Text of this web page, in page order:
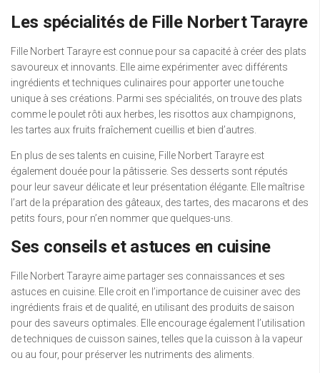
Les spécialités de Fille Norbert Tarayre
Fille Norbert Tarayre est connue pour sa capacité à créer des plats
savoureux et innovants. Elle aime expérimenter avec différents
ingrédients et techniques culinaires pour apporter une touche
unique à ses créations. Parmi ses spécialités, on trouve des plats
comme le poulet rôti aux herbes, les risottos aux champignons,
les tartes aux fruits fraîchement cueillis et bien d’autres.
En plus de ses talents en cuisine, Fille Norbert Tarayre est
également douée pour la pâtisserie. Ses desserts sont réputés
pour leur saveur délicate et leur présentation élégante. Elle maîtrise
l’art de la préparation des gâteaux, des tartes, des macarons et des
petits fours, pour n’en nommer que quelques-uns.
Ses conseils et astuces en cuisine
Fille Norbert Tarayre aime partager ses connaissances et ses
astuces en cuisine. Elle croit en l’importance de cuisiner avec des
ingrédients frais et de qualité, en utilisant des produits de saison
pour des saveurs optimales. Elle encourage également l’utilisation
de techniques de cuisson saines, telles que la cuisson à la vapeur
ou au four, pour préserver les nutriments des aliments.